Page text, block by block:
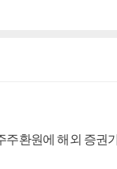
환원에 해외 증권